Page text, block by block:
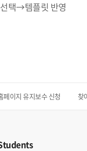
택→템플릿 반영
페이지 유지보수 신청 찾